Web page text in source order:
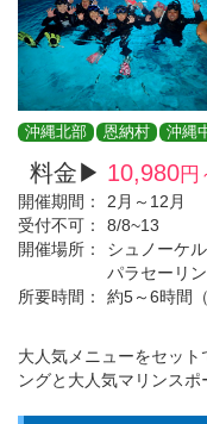
沖縄北部 恩納村 沖縄
料金▶ 10,980円
開催期間：
2月～12月
受付不可：
8/8~13
開催場所：
シュノーケル
パラセーリ
所要時間：
大人気メニューをセッ
ングと大人気マリンス